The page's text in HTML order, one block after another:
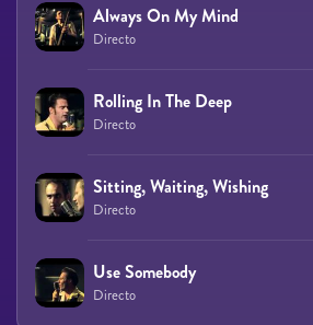
Always On My Mind
Directo
Rolling In The Deep
Directo
Sitting, Waiting, Wishing
Directo
Use Somebody
Directo